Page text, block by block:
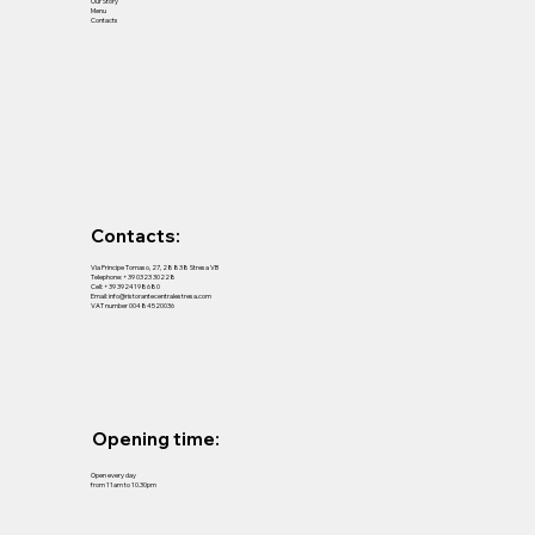
Menu
Contacts
Via Principe Tomaso, 27, 28838 Stresa VB
Telephone:+39 0323 30228
Cell:+39 3924198680
Email:info@ristorantecentralestresa.com
VAT number 00484520036
Contacts:
Open every day
from 11am to 10.30pm
Opening time: